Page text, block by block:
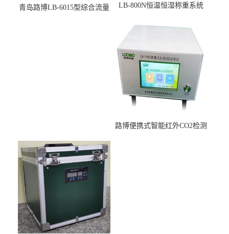
青岛路博LB-6015型综合流量
LB-800N恒温恒湿称重系统
路博便携式智能红外CO2检测